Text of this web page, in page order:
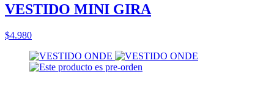
VESTIDO MINI GIRA
$4.980